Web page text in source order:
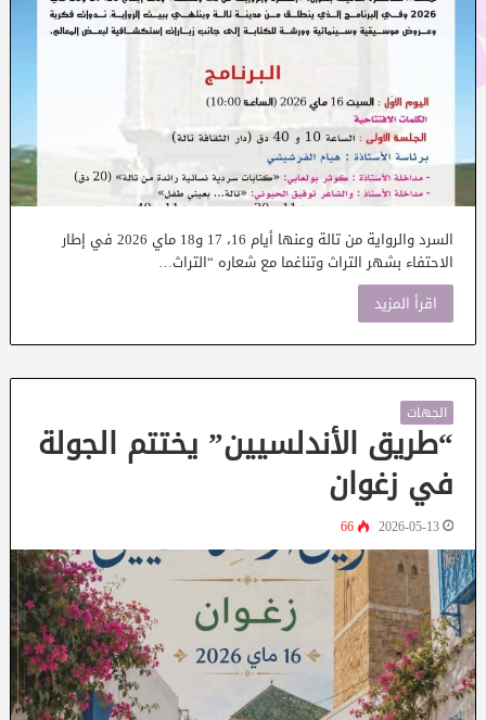
السرد والرواية من تالة وعنها أيام 16، 17 و18 ماي 2026 في إطار
الاحتفاء بشهر التراث وتناغما مع شعاره “التراث…
اقرأ المزيد
الجهات
“طريق الأندلسيين” يختتم الجولة
في زغوان
2026-05-13
66